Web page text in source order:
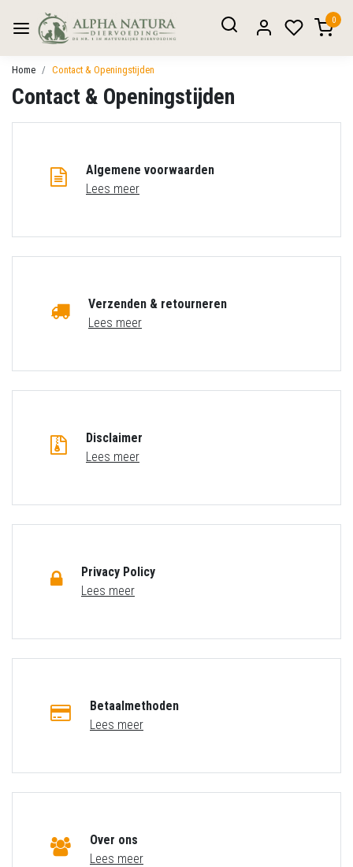
0
Home Contact & Openingstijden
Contact & Openingstijden
Algemene voorwaarden
Lees meer
Verzenden & retourneren
Lees meer
Disclaimer
Lees meer
Privacy Policy
Lees meer
Betaalmethoden
Lees meer
Over ons
Lees meer